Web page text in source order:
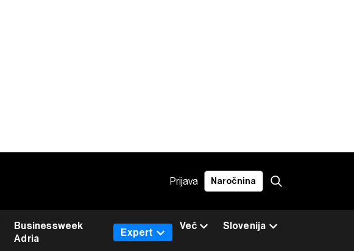
Prijava Naročnina
Businessweek
Adria
Slovenija
Expert
Več